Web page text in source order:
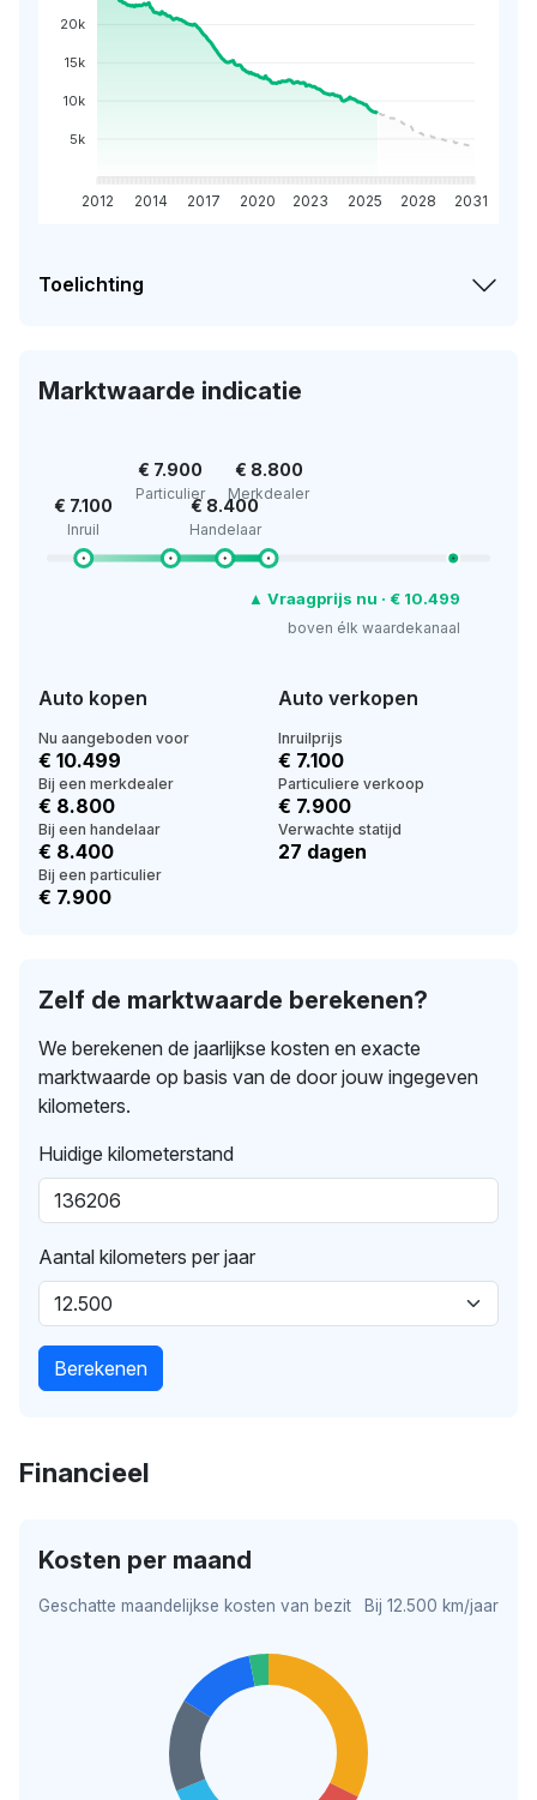
20k
15k
10k
5k
2012 2014 2017 2020 2023 2025 2028 2031
Toelichting
Marktwaarde indicatie
€ 7.100
Inruil
€ 7.900
Particulier
€ 8.400
Handelaar
€ 8.800
Merkdealer
▲ Vraagprijs nu · € 10.499
boven élk waardekanaal
Auto kopen
Nu aangeboden voor
€ 10.499
Bij een merkdealer
€ 8.800
Bij een handelaar
€ 8.400
Bij een particulier
€ 7.900
Auto verkopen
Inruilprijs
€ 7.100
Particuliere verkoop
€ 7.900
Verwachte statijd
27 dagen
Zelf de marktwaarde berekenen?
We berekenen de jaarlijkse kosten en exacte
marktwaarde op basis van de door jouw ingegeven
kilometers.
Huidige kilometerstand
Aantal kilometers per jaar
Berekenen
Financieel
Kosten per maand
Geschatte maandelijkse kosten van bezit Bij 12.500 km/jaar